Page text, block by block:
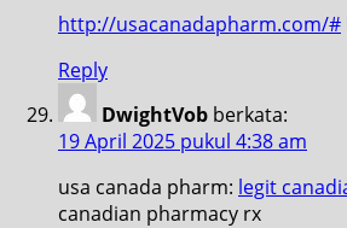
http://usacanadapharm.com/#
Reply
DwightVob berkata:
19 April 2025 pukul 4:38 am
usa canada pharm: legit
canadian pharmacy rx